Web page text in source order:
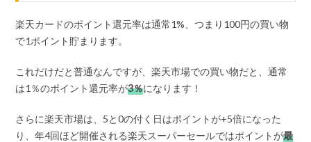
楽天カードのポイント還元率は通常1%、つまり100円の買い物
で1ポイント貯まります。
これだけだと普通なんですが、楽天市場での買い物だと、通常
は1％のポイント還元率が3％になります！
さらに楽天市場は、5と0の付く日はポイントが+5倍になった
り、年4回ほど開催される楽天スーパーセールではポイントが最